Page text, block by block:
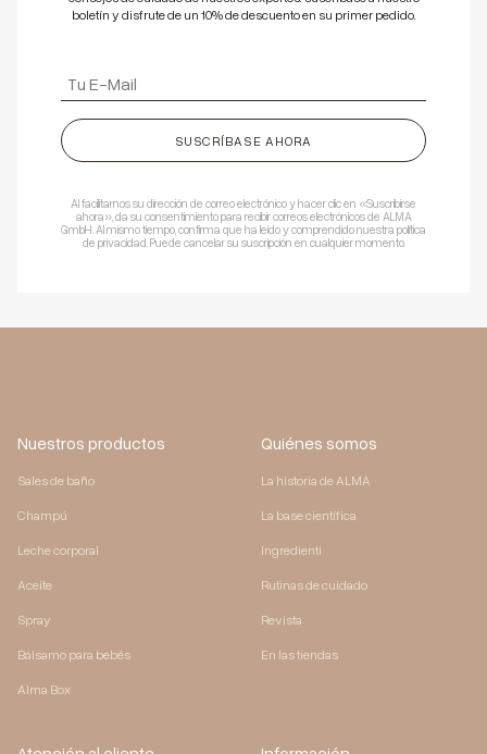
boletín y disfrute de un 10% de descuento en su primer pedido.
SUSCRÍBASE AHORA
Al facilitarnos su dirección de correo electrónico y hacer clic en «Suscribirse
ahora», da su consentimiento para recibir correos electrónicos de ALMA
GmbH. Al mismo tiempo, confirma que ha leído y comprendido nuestra política
de privacidad. Puede cancelar su suscripción en cualquier momento.
Nuestros productos
Sales de baño
Champú
Leche corporal
Aceite
Spray
Bálsamo para bebés
Alma Box
Quiénes somos
La historia de ALMA
La base científica
Ingredienti
Rutinas de cuidado
Revista
En las tiendas